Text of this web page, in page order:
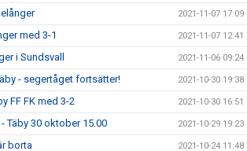
2021-11-07 17:09
med 3-1 2021-11-07 12:41
i Sundsvall 2021-11-06 09:24
- segertåget fortsätter! 2021-10-30 19:38
FF FK med 3-2 2021-10-30 16:51
Täby 30 oktober 15.00 2021-10-29 19:23
borta 2021-10-24 11:48